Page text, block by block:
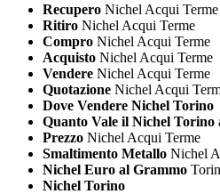
Recupero Nichel Acqui Terme
Ritiro Nichel Acqui Terme
Compro Nichel Acqui Terme
Acquisto Nichel Acqui Terme
Vendere Nichel Acqui Terme
Quotazione Nichel Acqui
Dove Vendere Nichel Torino
Quanto Vale il Nichel Torino
Prezzo Nichel Acqui Terme
Smaltimento Metallo Nichel
Nichel Euro al Grammo
Nichel Torino